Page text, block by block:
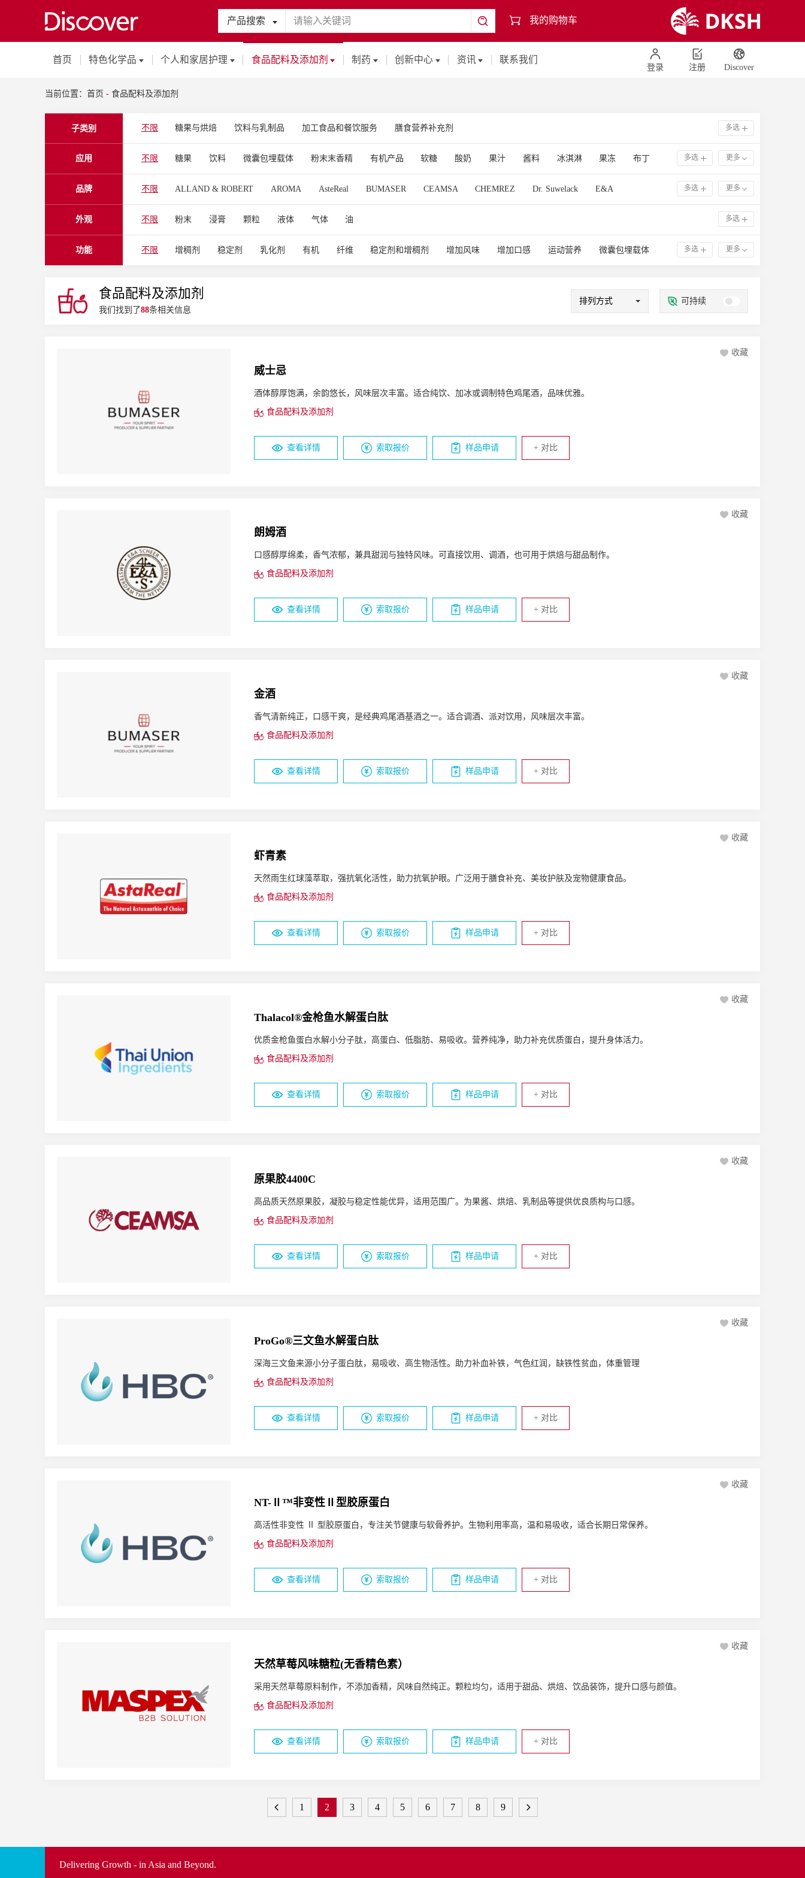
产品搜索 我的购物车
首页 特色化学品 个人和家居护理 食品配料及添加剂 制药 创新中心 资讯 联系我们
登录 注册 Discover
当前位置： 首页 - 食品配料及添加剂
子类别 不限 糖果与烘焙 饮料与乳制品 加工食品和餐饮服务 膳食营养补充剂 多选
应用 不限 糖果 饮料 微囊包埋载体 粉末末香精 有机产品 软糖 酸奶 果汁 酱料 冰淇淋 果冻 布丁
冷冻面团 肠道健康 免疫健康 婴儿肠道健康
预防过敏 皮肤健康 女性健康 充气饮料 高蛋白产品 无乳糖产品 蛋白棒 代餐奶昔 巧克力
蓝莓花色苷直饮条 多彩顶饰配料 植物基软糖 夹心馅料 抗氧化 中老年健康 口服美容 女性私护 情绪压力管理
多选 更多
品牌 不限 ALLAND & ROBERT AROMA AsteReal BUMASER CEAMSA CHEMREZ Dr. Suwelack E&A
SAVANNAH SURFACTANTS SHANGHAI AB FOOD & BEVERAGES LTD SUZHOU LINDE SynBalance TAIYO KAGAKU
多选 更多
外观 不限 粉末 浸膏 颗粒 液体 气体 油 多选
功能 不限 增稠剂 稳定剂 乳化剂 有机 纤维 稳定剂和增稠剂 增加风味 增加口感 运动营养 微囊包埋载体
黄斑病变 抗氧化 鸡尾酒 烘焙 茶饮
多选 更多
食品配料及添加剂
我们找到了88条相关信息
排列方式 可持续
威士忌
收藏
酒体醇厚饱满，余韵悠长，风味层次丰富。适合纯饮、加冰或调制特色鸡尾酒，品味优雅。
食品配料及添加剂
查看详情 索取报价 样品申请 + 对比
朗姆酒
收藏
口感醇厚绵柔，香气浓郁，兼具甜润与独特风味。可直接饮用、调酒，也可用于烘焙与甜品制作。
食品配料及添加剂
查看详情 索取报价 样品申请 + 对比
金酒
收藏
香气清新纯正，口感干爽，是经典鸡尾酒基酒之一。适合调酒、派对饮用，风味层次丰富。
食品配料及添加剂
查看详情 索取报价 样品申请 + 对比
虾青素
收藏
天然雨生红球藻萃取，强抗氧化活性，助力抗氧护眼。广泛用于膳食补充、美妆护肤及宠物健康食品。
食品配料及添加剂
查看详情 索取报价 样品申请 + 对比
Thalacol®金枪鱼水解蛋白肽
收藏
优质金枪鱼蛋白水解小分子肽，高蛋白、低脂肪、易吸收。营养纯净，助力补充优质蛋白，提升身体活力。
食品配料及添加剂
查看详情 索取报价 样品申请 + 对比
原果胶4400C
收藏
高品质天然原果胶，凝胶与稳定性能优异，适用范围广。为果酱、烘焙、乳制品等提供优良质构与口感。
食品配料及添加剂
查看详情 索取报价 样品申请 + 对比
ProGo®三文鱼水解蛋白肽
收藏
深海三文鱼来源小分子蛋白肽，易吸收、高生物活性。助力补血补铁，气色红润，缺铁性贫血，体重管理
食品配料及添加剂
查看详情 索取报价 样品申请 + 对比
NT-Ⅱ™非变性Ⅱ型胶原蛋白
收藏
高活性非变性 Ⅱ 型胶原蛋白，专注关节健康与软骨养护。生物利用率高，温和易吸收，适合长期日常保养。
食品配料及添加剂
查看详情 索取报价 样品申请 + 对比
天然草莓风味糖粒(无香精色素）
收藏
采用天然草莓原料制作，不添加香精，风味自然纯正。颗粒均匀，适用于甜品、烘焙、饮品装饰，提升口感与颜值。
食品配料及添加剂
查看详情 索取报价 样品申请 + 对比
1 2 3 4 5 6 7 8 9
Delivering Growth - in Asia and Beyond.